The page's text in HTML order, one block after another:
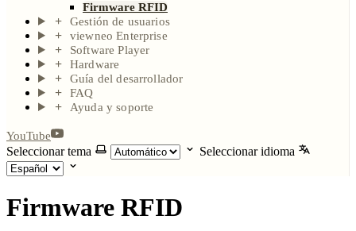
Firmware RFID
Gestión de usuarios
viewneo Enterprise
Software Player
Hardware
Guía del desarrollador
FAQ
Ayuda y soporte
YouTube
Seleccionar tema Seleccionar idioma
Firmware RFID